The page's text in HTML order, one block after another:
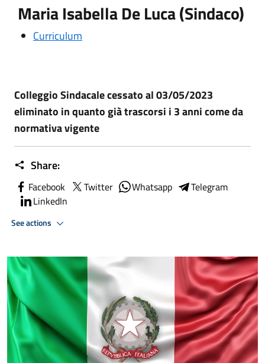
Maria Isabella De Luca (Sindaco)
Curriculum
Colleggio Sindacale cessato al 03/05/2023
eliminato in quanto già trascorsi i 3 anni come da
normativa vigente
Share:
Facebook Twitter Whatsapp
Telegram
LinkedIn
See actions